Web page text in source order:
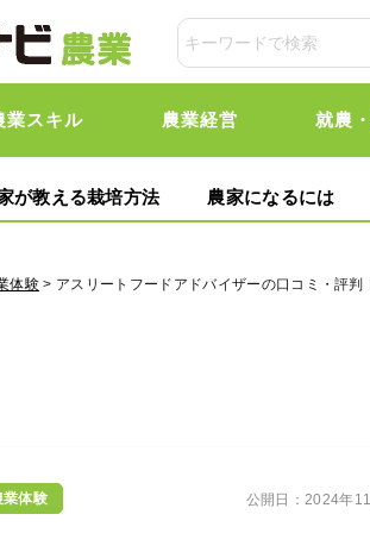
業スキル 農業経営 就農
が教える栽培方法 農家になるには
体験 > アスリートフードアドバイザーの口コミ・評
業体験 公開日：2024年